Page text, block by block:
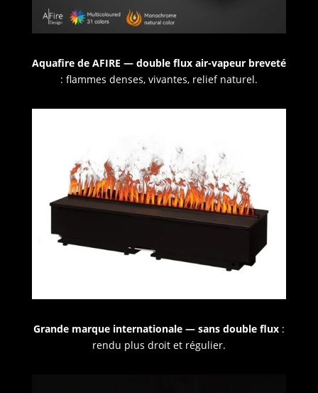
Aquafire de AFIRE — double flux air-vapeur breveté
: flammes denses, vivantes, relief naturel.
Grande marque internationale — sans double flux:
rendu plus droit et régulier.